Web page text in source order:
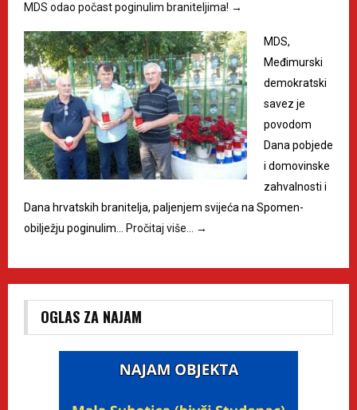
MDS odao počast poginulim braniteljima! →
MDS,
Međimurski
demokratski
savez je
povodom
Dana pobjede
i domovinske
zahvalnosti i
Dana hrvatskih branitelja, paljenjem svijeća na Spomen-
obilježju poginulim…
Pročitaj više… →
OGLAS ZA NAJAM